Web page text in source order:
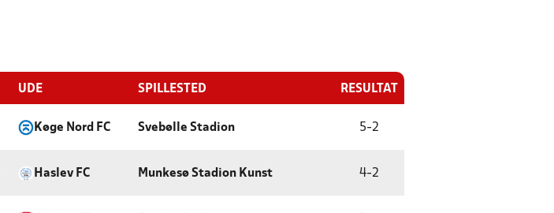
UDE SPILLESTED RESULTAT
Køge Nord FC Svebølle Stadion 5-2
Haslev FC Munkesø Stadion Kunst 4-2